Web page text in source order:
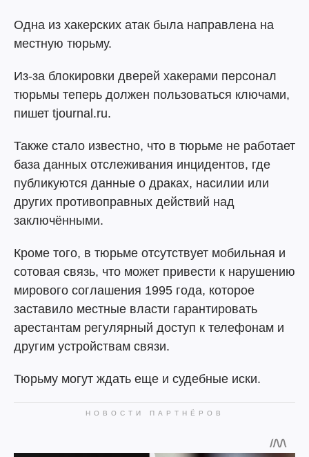
Одна из хакерских атак была направлена на
местную тюрьму.
Из-за блокировки дверей хакерами персонал
тюрьмы теперь должен пользоваться ключами,
пишет tjournal.ru.
Также стало известно, что в тюрьме не работает
база данных отслеживания инцидентов, где
публикуются данные о драках, насилии или
других противоправных действий над
заключёнными.
Кроме того, в тюрьме отсутствует мобильная и
сотовая связь, что может привести к нарушению
мирового соглашения 1995 года, которое
заставило местные власти гарантировать
арестантам регулярный доступ к телефонам и
другим устройствам связи.
Тюрьму могут ждать еще и судебные иски.